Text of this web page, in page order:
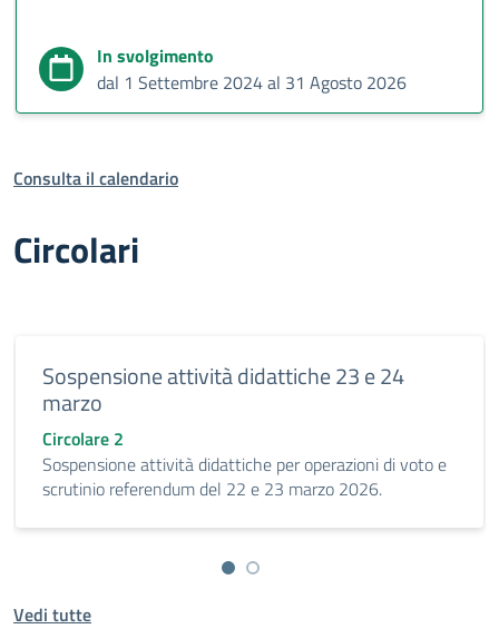
In svolgimento
dal 1 Settembre 2024 al 31 Agosto 2026
Consulta il calendario
Circolari
Sospensione attività didattiche 23 e 24
marzo
Circolare 2
Sospensione attività didattiche per operazioni di voto e
scrutinio referendum del 22 e 23 marzo 2026.
Vedi tutte